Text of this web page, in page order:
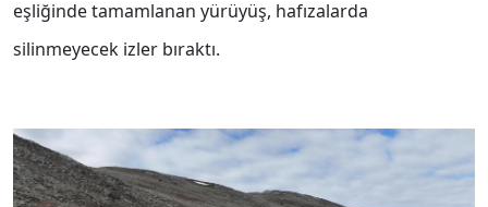
eşliğinde tamamlanan yürüyüş, hafızalarda
silinmeyecek izler bıraktı.